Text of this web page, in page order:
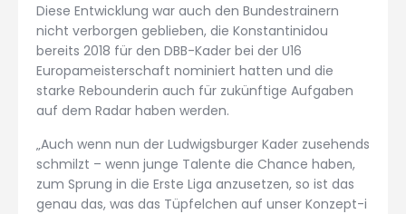
Diese Entwicklung war auch den Bundestrainern
nicht verborgen geblieben, die Konstantinidou
bereits 2018 für den DBB-Kader bei der U16
Europameisterschaft nominiert hatten und die
starke Rebounderin auch für zukünftige Aufgaben
auf dem Radar haben werden.
„Auch wenn nun der Ludwigsburger Kader zusehends
schmilzt – wenn junge Talente die Chance haben,
zum Sprung in die Erste Liga anzusetzen, so ist das
genau das, was das Tüpfelchen auf unser Konzept-i